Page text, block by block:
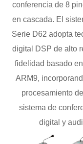
conferencia de 8
en cascada. El
Serie D62 adopta
digital DSP de alto
fidelidad basado
ARM9,
procesamiento
sistema de
digital y